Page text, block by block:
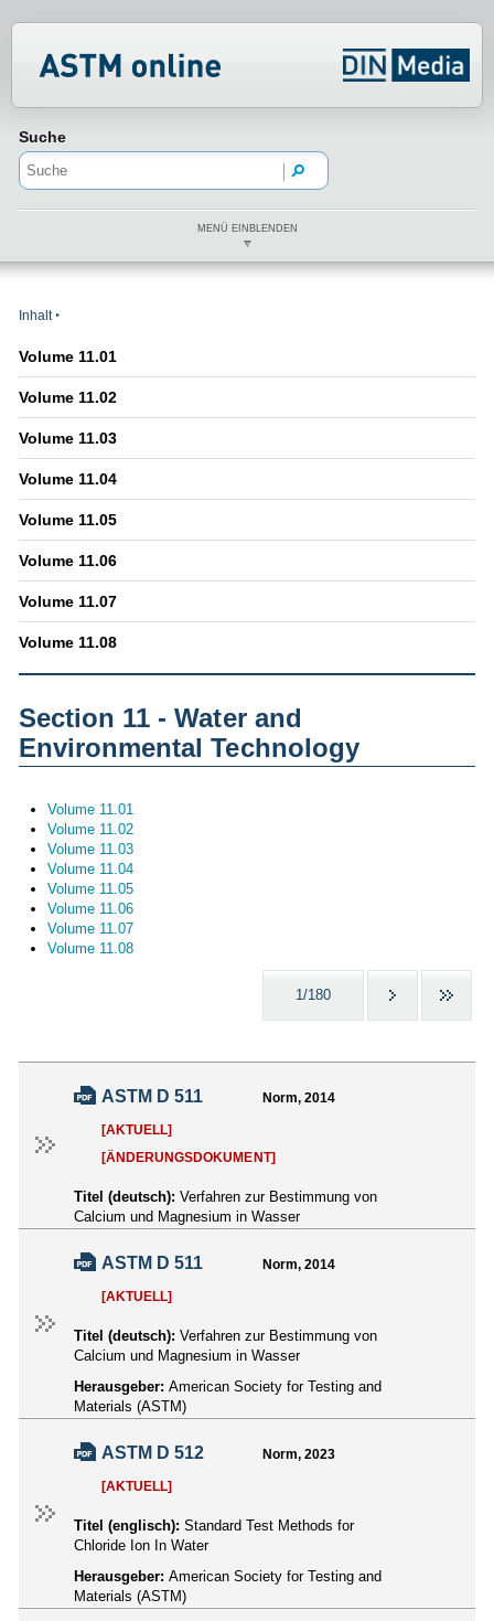
Suche
MENÜ EINBLENDEN
Inhalt
Volume 11.01
Volume 11.02
Volume 11.03
Volume 11.04
Volume 11.05
Volume 11.06
Volume 11.07
Volume 11.08
Section 11 - Water and
Environmental Technology
Volume 11.01
Volume 11.02
Volume 11.03
Volume 11.04
Volume 11.05
Volume 11.06
Volume 11.07
Volume 11.08
1/180
ASTM D 511 Norm, 2014
[AKTUELL]
[ÄNDERUNGSDOKUMENT]
Titel (deutsch): Verfahren zur Bestimmung von
Calcium und Magnesium in Wasser
ASTM D 511 Norm, 2014
[AKTUELL]
Titel (deutsch): Verfahren zur Bestimmung von
Calcium und Magnesium in Wasser
Herausgeber: American Society for Testing and
Materials (ASTM)
ASTM D 512 Norm, 2023
[AKTUELL]
Titel (englisch): Standard Test Methods for
Chloride Ion In Water
Herausgeber: American Society for Testing and
Materials (ASTM)